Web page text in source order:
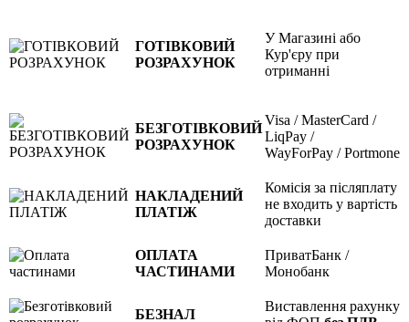
ГОТІВКОВИЙ
РОЗРАХУНОК
У Магазині або
Кур'єру при
отриманні
БЕЗГОТІВКОВИЙ
РОЗРАХУНОК
Visa / MasterCard /
LiqPay /
WayForPay / Portmone
НАКЛАДЕНИЙ
ПЛАТІЖ
Комісія за післяплату
не входить у вартість
доставки
ОПЛАТА
ЧАСТИНАМИ
ПриватБанк /
Монобанк
БЕЗНАЛ
Виставлення рахунку